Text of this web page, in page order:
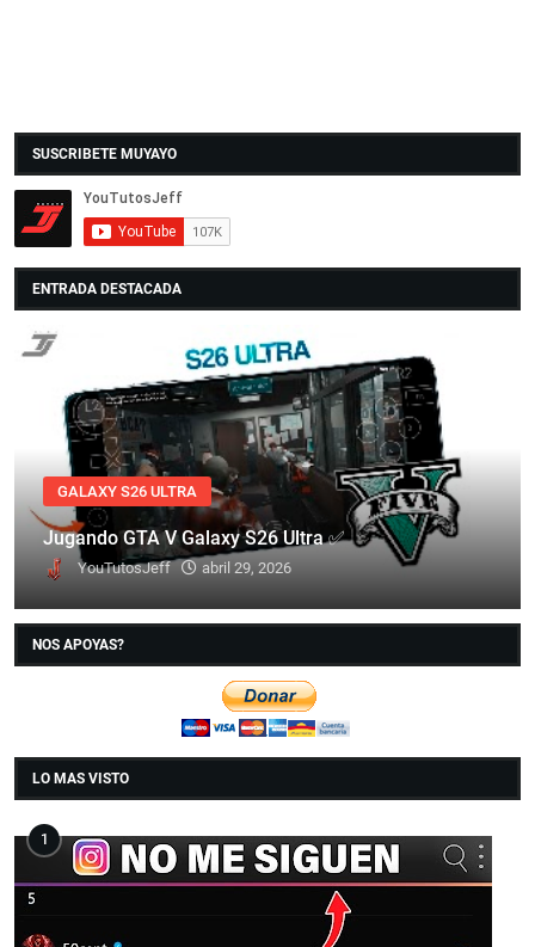
SUSCRIBETE MUYAYO
ENTRADA DESTACADA
GALAXY S26 ULTRA
Jugando GTA V Galaxy S26 Ultra ✅
YouTutosJeff abril 29, 2026
NOS APOYAS?
LO MAS VISTO